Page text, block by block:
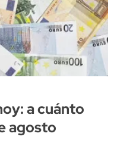
a cuánto
agosto